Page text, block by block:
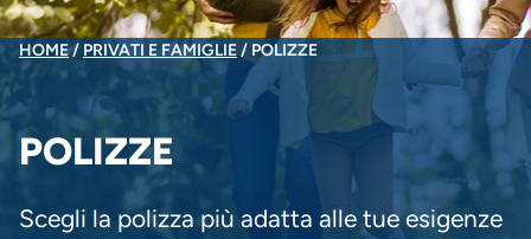
BRICIOLE
DI
PANE
HOME PRIVATI E FAMIGLIE POLIZZE
POLIZZE
Scegli la polizza più adatta alle tue esigenze